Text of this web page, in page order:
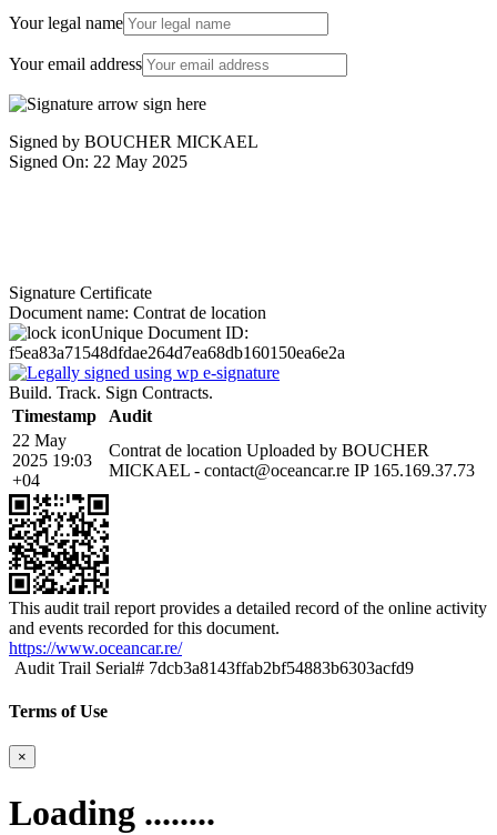
Your legal name
Your email address
Signed by BOUCHER MICKAEL
Signed On: 22 May 2025
Signature Certificate
Document name: Contrat de location
Unique Document ID:
f5ea83a71548dfdae264d7ea68db160150ea6e2a
Build. Track. Sign Contracts.
Timestamp
Audit
22 May
2025 19:03
+04
Contrat de location Uploaded by BOUCHER
MICKAEL - contact@oceancar.re IP 165.169.37.73
This audit trail report provides a detailed record of the online activity
and events recorded for this document.
https://www.oceancar.re/
Audit Trail Serial# 7dcb3a8143ffab2bf54883b6303acfd9
Terms of Use
×
Loading ........